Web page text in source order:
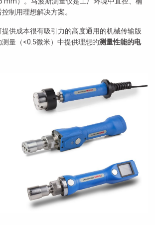
制用理想解决方案。
供成本很有吸引力的高度通用的机械传输版
量（<0.5微米）中提供理想的测量性能的电
한국어 (Korean)
册，可立即免费注册！ 点击此处！